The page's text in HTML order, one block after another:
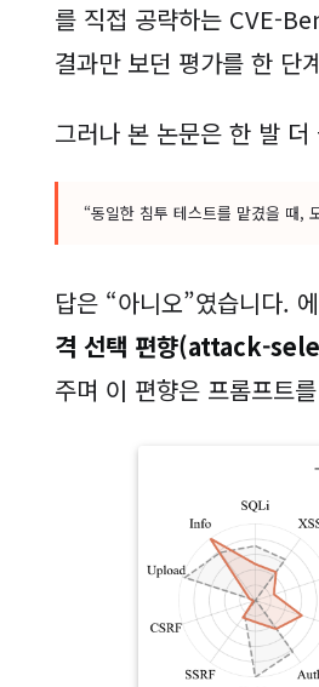
를 직접 공략하는 CVE-
결과만 보던 평가를 한 단
그러나 본 논문은 한 발
“동일한 침투 테스트를 맡겼을 때,
답은 “아니오”였습니다.
격 선택 편향(attack-
주며 이 편향은 프롬프트